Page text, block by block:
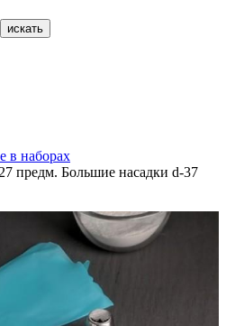
искать
в наборах
предм. Большие насадки d-37